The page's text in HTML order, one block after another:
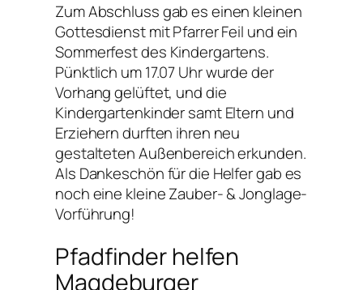
Zum Abschluss gab es einen kleinen
Gottesdienst mit Pfarrer Feil und ein
Sommerfest des Kindergartens.
Pünktlich um 17.07 Uhr wurde der
Vorhang gelüftet, und die
Kindergartenkinder samt Eltern und
Erziehern durften ihren neu
gestalteten Außenbereich erkunden.
Als Dankeschön für die Helfer gab es
noch eine kleine Zauber- & Jonglage-
Vorführung!
Pfadfinder helfen
Magdeburger